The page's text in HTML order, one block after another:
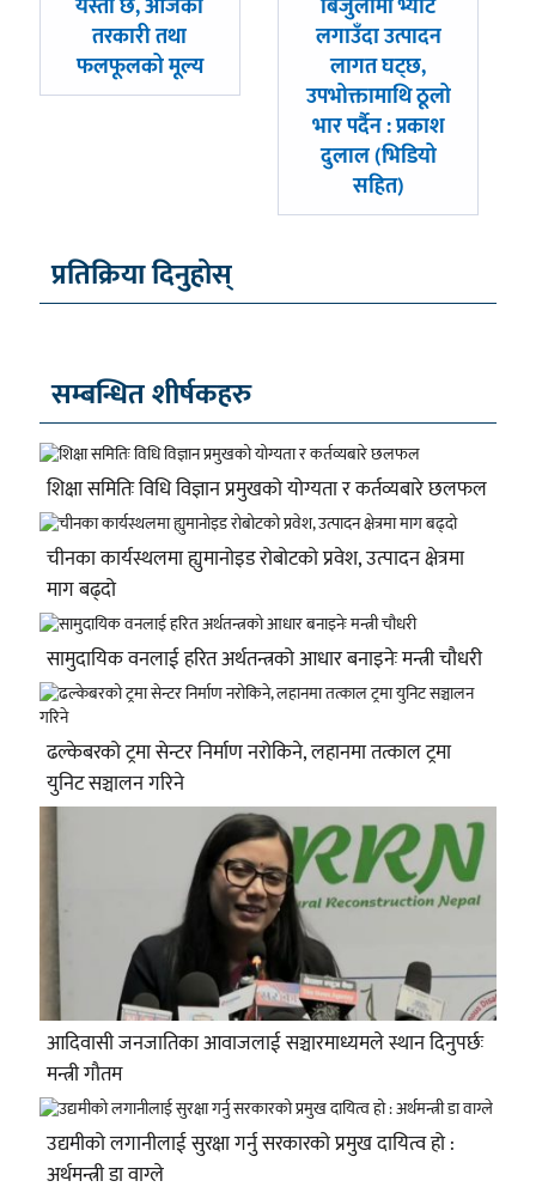
यस्तो छ, आजको
तरकारी तथा
फलफूलको मूल्य
-
बिजुलीमा भ्याट
लगाउँदा उत्पादन
लागत घट्छ,
उपभोक्तामाथि ठूलो
भार पर्दैन : प्रकाश
दुलाल (भिडियो
सहित)
प्रतिक्रिया दिनुहोस्
सम्बन्धित शीर्षकहरु
शिक्षा समितिः विधि विज्ञान प्रमुखको योग्यता र कर्तव्यबारे छलफल
चीनका कार्यस्थलमा ह्युमानोइड रोबोटको प्रवेश, उत्पादन क्षेत्रमा
माग बढ्दो
सामुदायिक वनलाई हरित अर्थतन्त्रको आधार बनाइनेः मन्त्री चौधरी
ढल्केबरको ट्रमा सेन्टर निर्माण नरोकिने, लहानमा तत्काल ट्रमा
युनिट सञ्चालन गरिने
आदिवासी जनजातिका आवाजलाई सञ्चारमाध्यमले स्थान दिनुपर्छः
मन्त्री गौतम
उद्यमीको लगानीलाई सुरक्षा गर्नु सरकारको प्रमुख दायित्व हो :
अर्थमन्त्री डा वाग्ले